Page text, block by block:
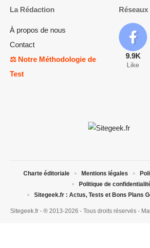
La Rédaction
À propos de nous
Contact
⚖️ Notre Méthodologie de
Test
9.9K
Like
Sitegeek.fr - ® 2013-2026 - Tous droits réservés -
Charte éditoriale Mentions légales
Politique de
Sitegeek.fr : Actus, Tests et Bons Plans